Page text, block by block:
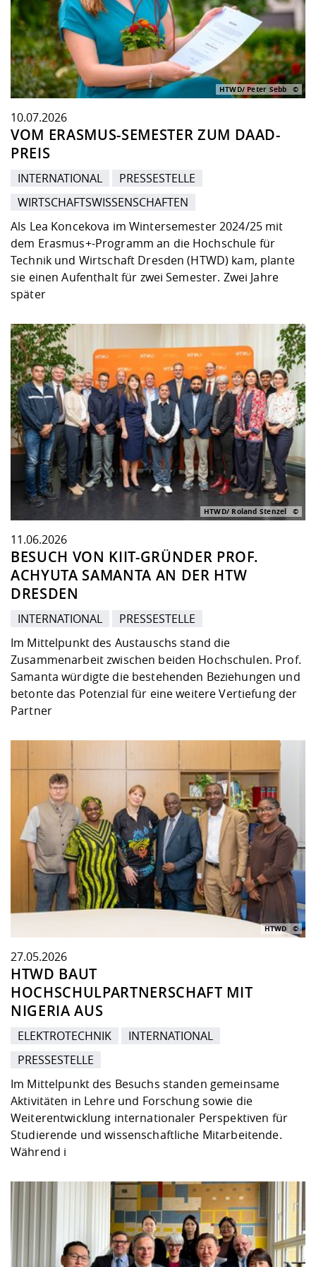
Vorbereitung auf das Studium
Checkliste zum Studienstart
Studien- und
Prüfungsordnungen
Studienbegleitung Mathematik
und Physik
Digitales Lernen und KI
Qualifizierungsangebote und
Fremdsprachen
Jobs, Praktika, Diplomarbeiten
Studieren in besonderen
Lebenslagen oder Notlagen
Beratungsangebote des
Studentenwerk Dresden
Angebote der Agentur für
Arbeit
Lehren, Forschen und
Weiterbilden im Ausland
Formulare und Dokumente
Internationale Tage
Formulare und Dokumente
Forschungszentrum ZAFT
FIS -
Forschungsinformationsystem
Wissenschaftliche Praxis
Prototyping und LabX
Gründung und Startup Service
Kooperationen und Netzwerke
Kontakt & Beratung
Chancengleichheit
Hochschulgesundheit
Förderverein
Gremien und Vertretungen
Informatik/Mathematik
Landbau/Umwelt/Chemie
Wirtschaftswissenschaften
Studiengangentwicklung
Unternehmen
Beschaffungsvorhaben
VOM ERASMUS-SEMESTER ZUM DAAD-
PREIS
10.07.2026
INTERNATIONAL
PRESSESTELLE
WIRTSCHAFTSWISSENSCHAFTEN
Als Lea Koncekova im Wintersemester 2024/25 mit
dem Erasmus+-Programm an die Hochschule für
Technik und Wirtschaft Dresden (HTWD) kam, plante
sie einen Aufenthalt für zwei Semester. Zwei Jahre
später
HTWD/ Peter Sebb
BESUCH VON KIIT-GRÜNDER PROF.
ACHYUTA SAMANTA AN DER HTW
DRESDEN
11.06.2026
INTERNATIONAL
PRESSESTELLE
Im Mittelpunkt des Austauschs stand die
Zusammenarbeit zwischen beiden Hochschulen. Prof.
Samanta würdigte die bestehenden Beziehungen und
betonte das Potenzial für eine weitere Vertiefung der
Partner
HTWD/ Roland Stenzel
HTWD BAUT
HOCHSCHULPARTNERSCHAFT MIT
NIGERIA AUS
27.05.2026
ELEKTROTECHNIK
INTERNATIONAL
PRESSESTELLE
Im Mittelpunkt des Besuchs standen gemeinsame
Aktivitäten in Lehre und Forschung sowie die
Weiterentwicklung internationaler Perspektiven für
Studierende und wissenschaftliche Mitarbeitende.
Während i
HTWD